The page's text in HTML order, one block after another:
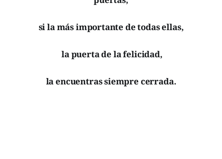
si la más importante de todas ellas,
la puerta de la felicidad,
la encuentras siempre cerrada.